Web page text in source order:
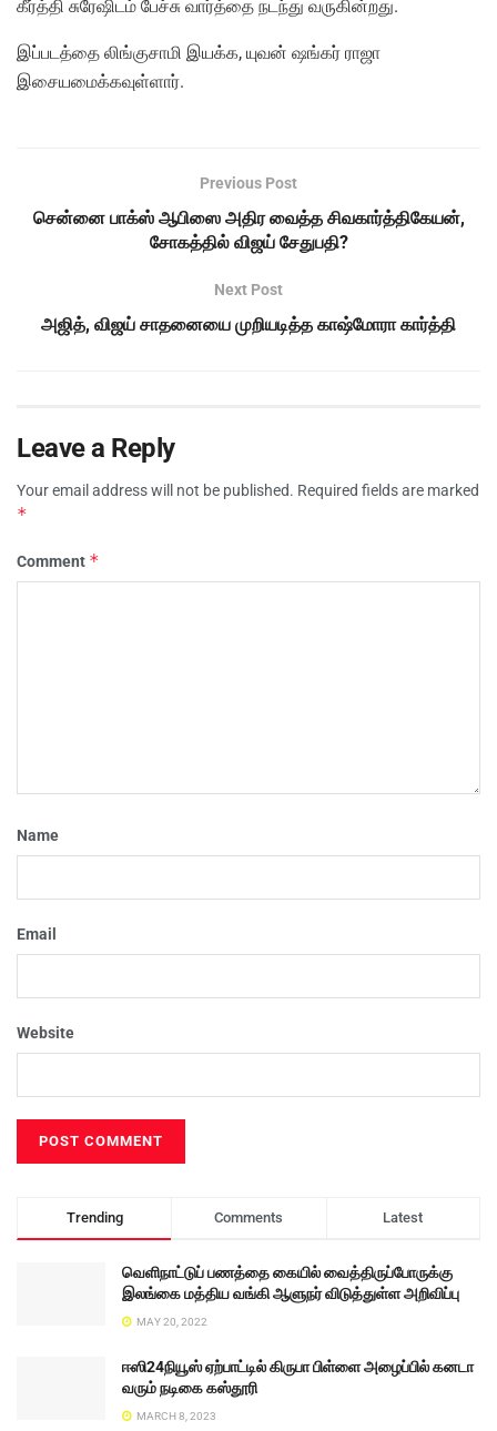
கீர்த்தி சுரேஷிடம் பேச்சு வார்த்தை நடந்து வருகின்றது.
இப்படத்தை லிங்குசாமி இயக்க, யுவன் ஷங்கர் ராஜா
இசையமைக்கவுள்ளார்.
Previous Post
சென்னை பாக்ஸ் ஆபிஸை அதிர வைத்த சிவகார்த்திகேயன்,
சோகத்தில் விஜய் சேதுபதி?
Next Post
அஜித், விஜய் சாதனையை முறியடித்த காஷ்மோரா கார்த்தி
Leave a Reply
Your email address will not be published. Required fields are marked
*
Comment *
Name
Email
Website
Trending Comments Latest
வெளிநாட்டுப் பணத்தை கையில் வைத்திருப்போருக்கு
இலங்கை மத்திய வங்கி ஆளுநர் விடுத்துள்ள அறிவிப்பு
MAY 20, 2022
ஈஸி24நியூஸ் ஏற்பாட்டில் கிருபா பிள்ளை அழைப்பில் கனடா
வரும் நடிகை கஸ்தூரி
MARCH 8, 2023